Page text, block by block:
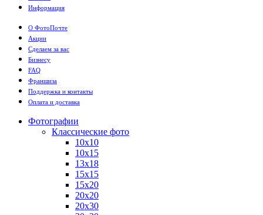
Информация
О ФотоПочте
Акции
Сделаем за вас
Бизнесу
FAQ
Франшиза
Поддержка и контакты
Оплата и доставка
Фотографии
Классические фото
10х10
10х15
13х18
15х15
15х20
20х20
20х30